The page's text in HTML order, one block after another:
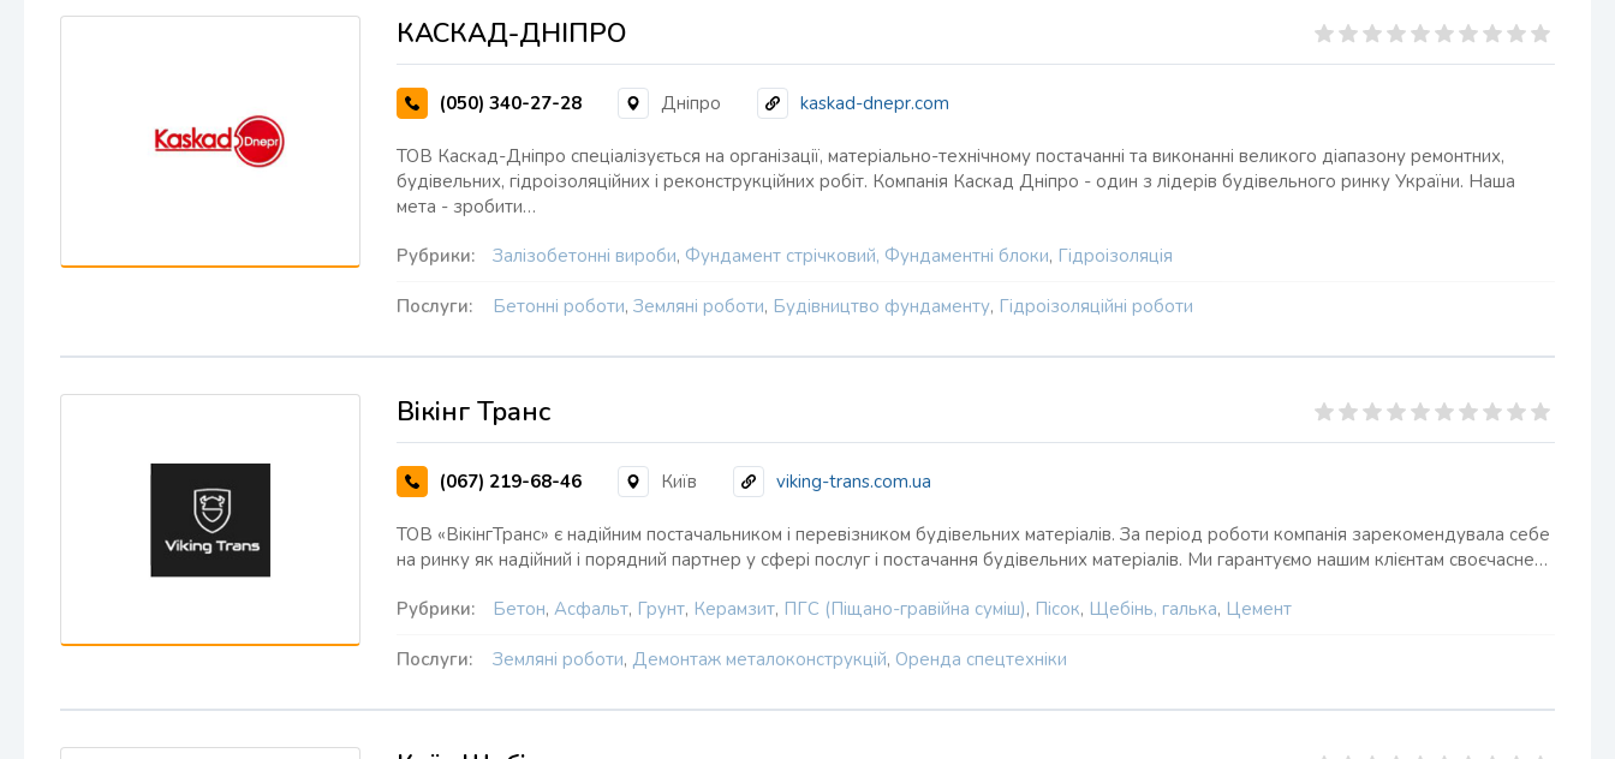
КАСКАД-ДНІПРО
(050) 340-27-28 Дніпро kaskad-dnepr.com
ТОВ Каскад-Дніпро спеціалізується на організації, матеріально-технічному постачанні та виконанні великого діапазону ремонтних,
будівельних, гідроізоляційних і реконструкційних робіт. Компанія Каскад Дніпро - один з лідерів будівельного ринку України. Наша
мета - зробити…
Рубрики: Залізобетонні вироби, Фундамент стрічковий, Фундаментні блоки, Гідроізоляція
Послуги: Бетонні роботи, Земляні роботи, Будівництво фундаменту, Гідроізоляційні роботи
Вікінг Транс
(067) 219-68-46 Київ viking-trans.com.ua
ТОВ «ВікінгТранс» є надійним постачальником і перевізником будівельних матеріалів. За період роботи компанія зарекомендувала себе
на ринку як надійний і порядний партнер у сфері послуг і постачання будівельних матеріалів. Ми гарантуємо нашим клієнтам своєчасне…
Рубрики: Бетон, Асфальт, Грунт, Керамзит, ПГС (Піщано-гравійна суміш), Пісок, Щебінь, галька, Цемент
Послуги: Земляні роботи, Демонтаж металоконструкцій, Оренда спецтехніки